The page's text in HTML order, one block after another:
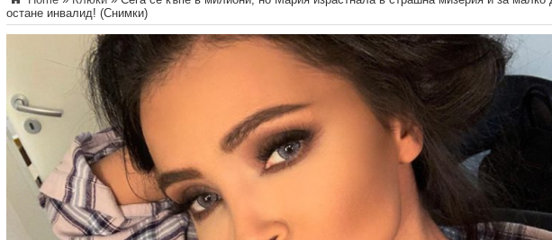
ocтaнe инвaлид! (Снимки)